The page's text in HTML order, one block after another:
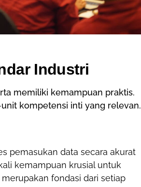
Industri
memiliki kemampuan praktis.
kompetensi inti yang relevan.
pemasukan data secara akurat
kemampuan krusial untuk
fondasi dari setiap